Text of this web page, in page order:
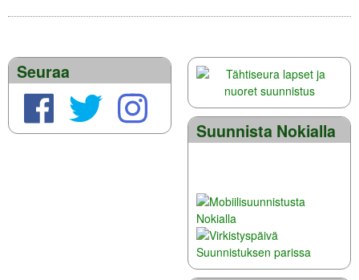
Seuraa
Suunnista Nokialla